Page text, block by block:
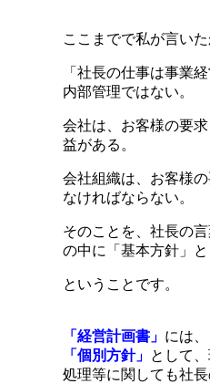
ここまでで私が言いた
「社長の仕事は事業
内部管理ではない。
会社は、お客様の要
益がある。
会社組織は、お客様
なければならない。
そのことを、社長の言
の中に「基本方針」と
ということです。
「経営計画書」 には、
「個別方針」 として
処理等に関しても社